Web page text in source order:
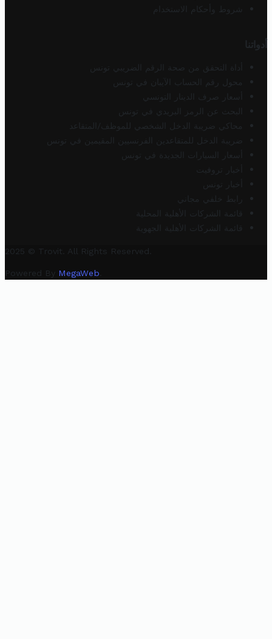
شروط وأحكام الاستخدام
أدواتنا
أداة التحقق من صحة الرقم الضريبي تونس
محول رقم الحساب الآيبان في تونس
أسعار صرف الدينار التونسي
البحث عن الرمز البريدي في تونس
محاكي ضريبة الدخل الشخصي للموظف/المتقاعد
ضريبة الدخل للمتقاعدين الفرنسيين المقيمين في تونس
أسعار السيارات الجديدة في تونس
أخبار تروفيت
أخبار تونس
رابط خلفي مجاني
قائمة الشركات الأهلية المحلية
قائمة الشركات الأهلية الجهوية
2025 © Trovit. All Rights Reserved.
Powered By MegaWeb